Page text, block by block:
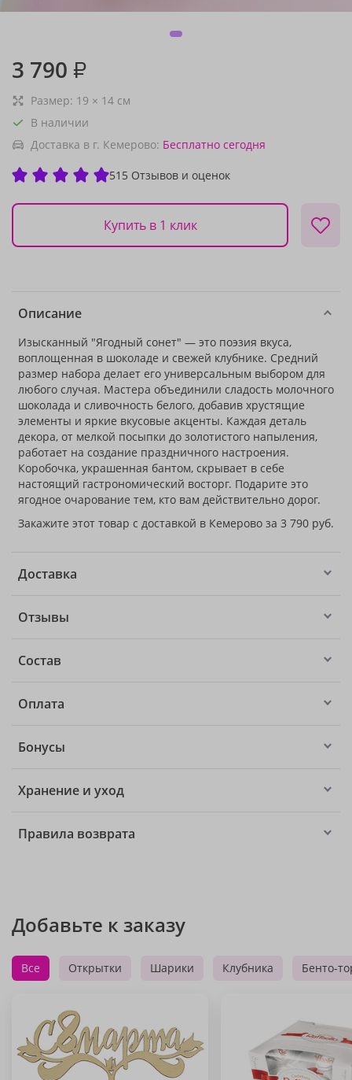
3 790 ₽
Размер: 19 × 14 см
В наличии
Доставка в г. Кемерово: Бесплатно сегодня
515 Отзывов и оценок
Купить в 1 клик
Описание
Изысканный "Ягодный сонет" — это поэзия вкуса,
воплощенная в шоколаде и свежей клубнике. Средний
размер набора делает его универсальным выбором для
любого случая. Мастера объединили сладость молочного
шоколада и сливочность белого, добавив хрустящие
элементы и яркие вкусовые акценты. Каждая деталь
декора, от мелкой посыпки до золотистого напыления,
работает на создание праздничного настроения.
Коробочка, украшенная бантом, скрывает в себе
настоящий гастрономический восторг. Подарите это
ягодное очарование тем, кто вам действительно дорог.
Закажите этот товар с доставкой в Кемерово за 3 790 руб.
Доставка
Отзывы
Состав
Оплата
Бонусы
Хранение и уход
Правила возврата
Добавьте к заказу
Все Открытки Шарики Клубника Бенто-